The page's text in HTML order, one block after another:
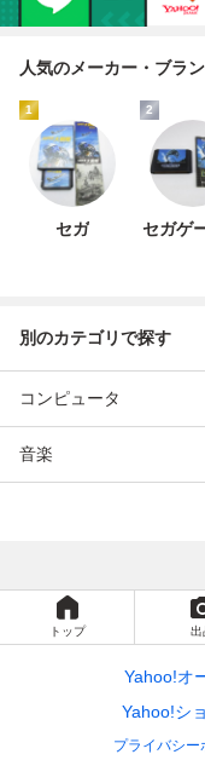
人気のメーカー・ブラ
1
セガ
2
セガゲ
別のカテゴリで探す
コンピュータ
音楽
トップ 出
Yahoo!オ
Yahoo!シ
プライバシー